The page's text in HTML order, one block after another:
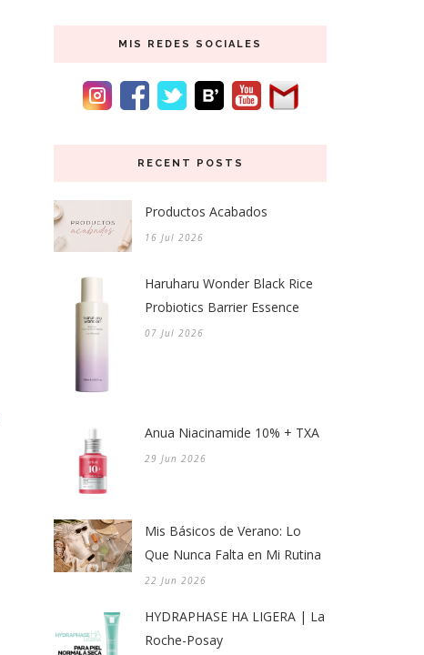
MIS REDES SOCIALES
RECENT POSTS
Productos Acabados
16 Jul 2026
Haruharu Wonder Black Rice
Probiotics Barrier Essence
07 Jul 2026
Anua Niacinamide 10% + TXA
29 Jun 2026
Mis Básicos de Verano: Lo
Que Nunca Falta en Mi Rutina
22 Jun 2026
HYDRAPHASE HA LIGERA | La
Roche-Posay